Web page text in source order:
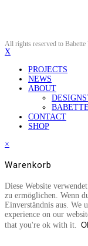
All rights reserved to
X
PROJECTS
NEWS
ABOUT
CONTACT
SHOP
×
Warenkorb
Diese Website
zu ermöglichen. Wenn
Einverständnis aus. We
experience on our
that you're ok with it.